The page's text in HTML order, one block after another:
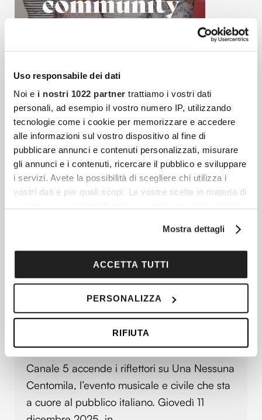
Uso responsabile dei dati
Noi e i nostri 1022 partner trattiamo i vostri dati
personali, ad esempio il vostro numero IP, utilizzando
tecnologie come i cookie per memorizzare e accedere
alle informazioni sul vostro dispositivo al fine di
pubblicare annunci e contenuti personalizzati, misurare
gli annunci e i contenuti, ricercare il pubblico e sviluppare
i servizi. Avete la possibilità di scegliere chi utilizza i
vostri dati e per quali scopi. Le vostre scelte in materia di
modificare o revocare il proprio consenso in qualsiasi
sull'icona di attivazione della privacy.
raccogliere informazioni sulla tua posizione
geografica, con un'approssimazione di qualche
Identificare il tuo dispositivo, scansionandolo
attivamente alla ricerca di caratteristiche specifiche
Approfondisci come vengono elaborati i tuoi dati personali
e imposta le tue preferenze nellasezione dettagli
Mostra dettagli
ACCETTA TUTTI
PERSONALIZZA
RIFIUTA
Articoli più recenti
Federica Pellegrini È Incinta: L’annuncio Della
Una Nessuna Centomila 2025: Perché Vedere Il
Grande Concerto-Tv Contro La Violenza Sulle
Donne
Canale 5 accende i riflettori su Una Nessuna
Centomila, l’evento musicale e civile che sta
a cuore al pubblico italiano. Giovedì 11